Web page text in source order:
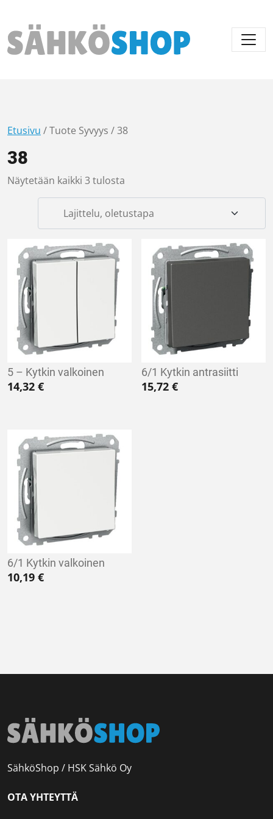
Päävalikko
Etusivu / Tuote Syvyys / 38
38
Näytetään kaikki 3 tulosta
5 – Kytkin valkoinen
14,32 €
6/1 Kytkin antrasiitti
15,72€
6/1 Kytkin valkoinen
10,19 €
SähköShop / HSK Sähkö Oy
OTA YHTEYTTÄ